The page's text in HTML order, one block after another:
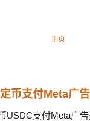
主页
币支付Meta广
USDC支付Meta广